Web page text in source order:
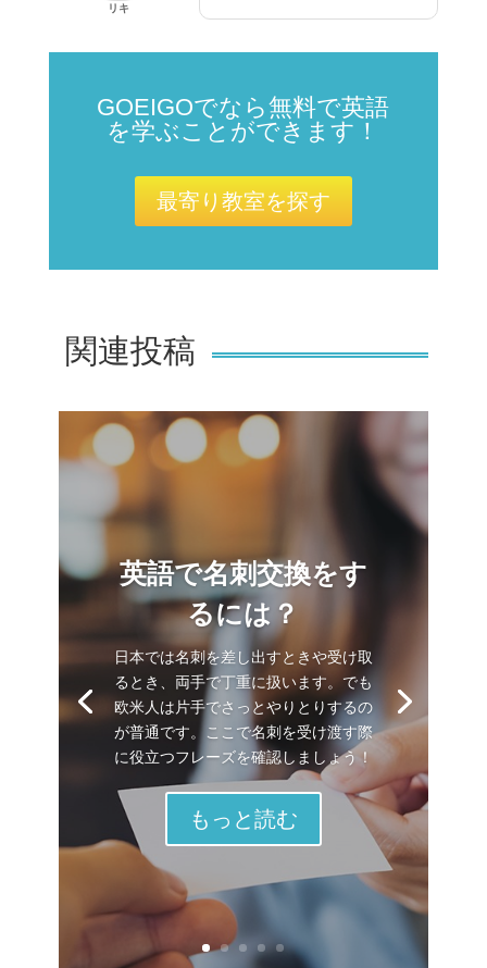
リキ
GOEIGOでなら無料で英語
を学ぶことができます！
最寄り教室を探す
関連投稿
英語で名刺交換をす
るには？
日本では名刺を差し出すときや受け取
るとき、両手で丁重に扱います。でも
欧米人は片手でさっとやりとりするの
が普通です。ここで名刺を受け渡す際
に役立つフレーズを確認しましょう！
もっと読む